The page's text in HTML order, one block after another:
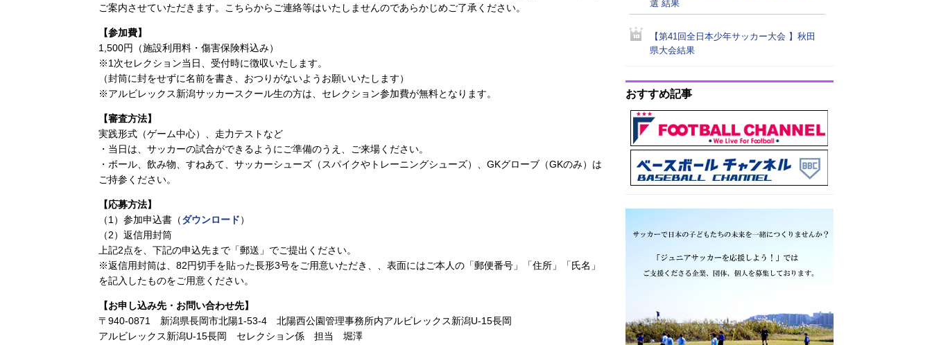
ご案内させていただきます。こちらからご連絡等はいたしませんのであらかじめご了承ください。
【参加費】
1,500円（施設利用料・傷害保険料込み）
※1次セレクション当日、受付時に徴収いたします。
（封筒に封をせずに名前を書き、おつりがないようお願いいたします）
※アルビレックス新潟サッカースクール生の方は、セレクション参加費が無料となります。
【審査方法】
実践形式（ゲーム中心）、走力テストなど
・当日は、サッカーの試合ができるようにご準備のうえ、ご来場ください。
・ボール、飲み物、すねあて、サッカーシューズ（スパイクやトレーニングシューズ）、GKグローブ（GKのみ）は
ご持参ください。
【応募方法】
（1）参加申込書（ダウンロード）
（2）返信用封筒
上記2点を、下記の申込先まで「郵送」でご提出ください。
※返信用封筒は、82円切手を貼った長形3号をご用意いただき、、表面にはご本人の「郵便番号」「住所」「氏名」
を記入したものをご用意ください。
【お申し込み先・お問い合わせ先】
〒940-0871 新潟県長岡市北陽1-53-4 北陽西公園管理事務所内アルビレックス新潟U-15長岡
アルビレックス新潟U-15長岡 セレクション係 担当 堀澤
選 結果
【第41回全日本少年サッカー大会 】秋田
県大会結果
おすすめ記事